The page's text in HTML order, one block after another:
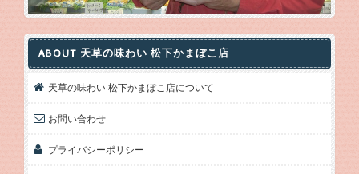
ABOUT 天草の味わい 松下かまぼこ店
天草の味わい 松下かまぼこ店について
お問い合わせ
プライバシーポリシー